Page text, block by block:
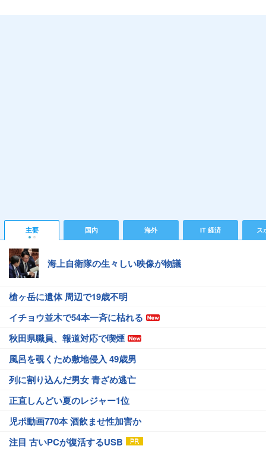
主要 国内 海外 IT 経済 ス
海上自衛隊の生々しい映像が物議
槍ヶ岳に遺体 周辺で19歳不明
イチョウ並木で54本一斉に枯れる
秋田県職員、報道対応で喫煙
風呂を覗くため敷地侵入 49歳男
列に割り込んだ男女 青ざめ逃亡
正直しんどい夏のレジャー1位
児ポ動画770本 酒飲ませ性加害か
注目 古いPCが復活するUSB